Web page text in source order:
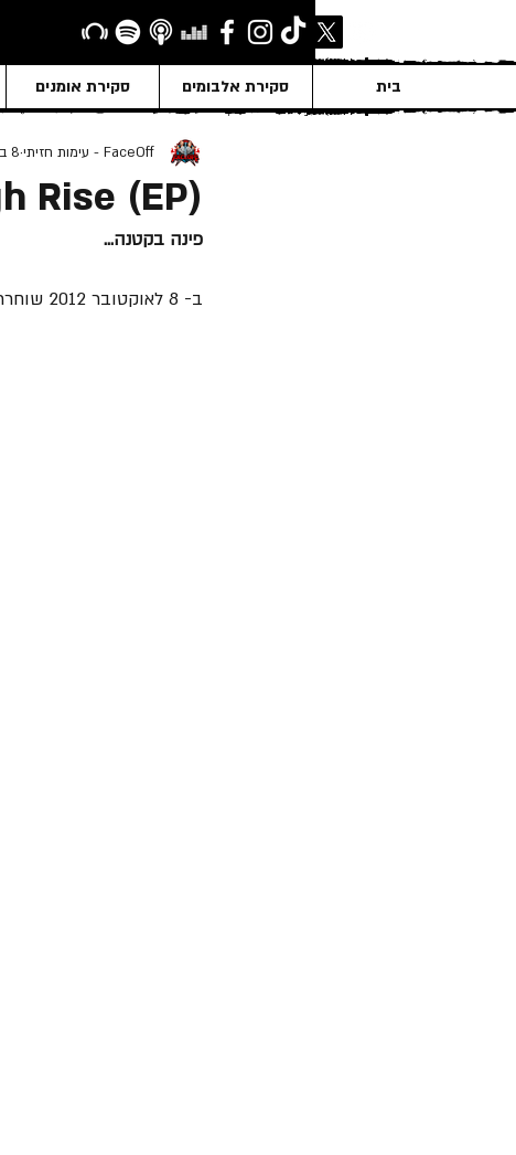
בית סקירת אלבומים סקירת אומנים
Rise (EP)
FaceOff - עימות חזיתי 8 באוק׳ 2025
פינה בקטנה...
ב- 8 לאוקטובר 2012 שוחרר